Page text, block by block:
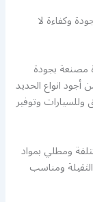
وكفاءة لا
مصنعة بجودة
أجود انواع الحديد
وتوفير
ومطلي بمواد
ومناسب